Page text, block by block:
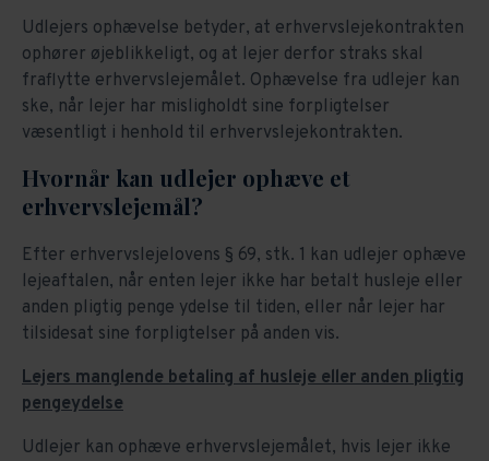
Udlejers ophævelse betyder, at erhvervslejekontrakten
ophører øjeblikkeligt, og at lejer derfor straks skal
fraflytte erhvervslejemålet. Ophævelse fra udlejer kan
ske, når lejer har misligholdt sine forpligtelser
væsentligt i henhold til erhvervslejekontrakten.
Hvornår kan udlejer ophæve et
erhvervslejemål?
Efter erhvervslejelovens § 69, stk. 1 kan udlejer ophæve
lejeaftalen, når enten lejer ikke har betalt husleje eller
anden pligtig penge ydelse til tiden, eller når lejer har
tilsidesat sine forpligtelser på anden vis.
Lejers manglende betaling af husleje eller anden pligtig
pengeydelse
Udlejer kan ophæve erhvervslejemålet, hvis lejer ikke